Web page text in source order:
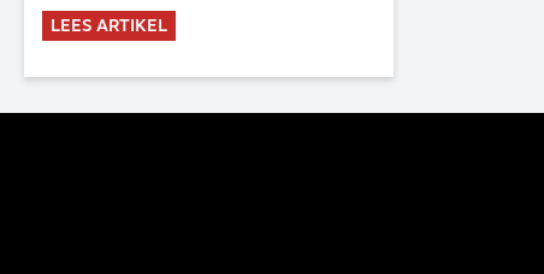
Belijdende Kerk (CBK) lezen. Deze
commissie is al sinds de eenwording
2023 de opdracht om haar analyse
LEES ARTIKEL